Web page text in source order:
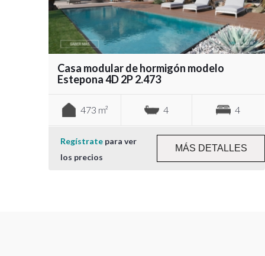
Casa modular de hormigón modelo
Estepona 4D 2P 2.473
473 m² 4 4
Regístrate para ver
los precios
MÁS DETALLES